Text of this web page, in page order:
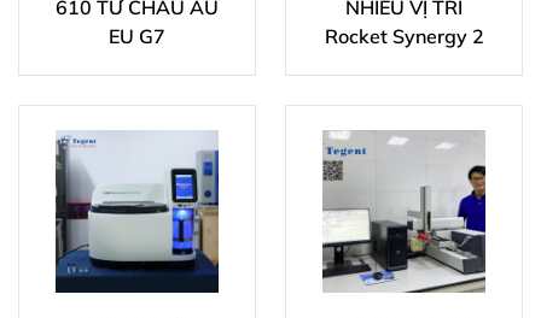
610 TỪ CHÂU ÂU
EU G7
NHIỀU VỊ TRÍ
Rocket Synergy 2